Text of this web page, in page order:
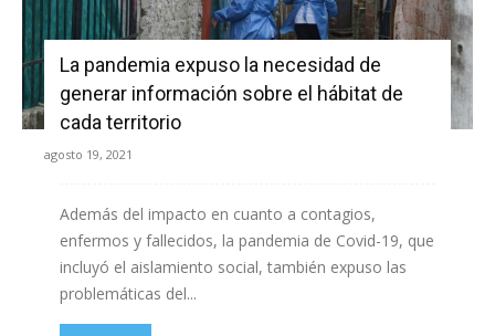
La pandemia expuso la necesidad de
generar información sobre el hábitat de
cada territorio
agosto 19, 2021
Además del impacto en cuanto a contagios,
enfermos y fallecidos, la pandemia de Covid-19, que
incluyó el aislamiento social, también expuso las
problemáticas del...